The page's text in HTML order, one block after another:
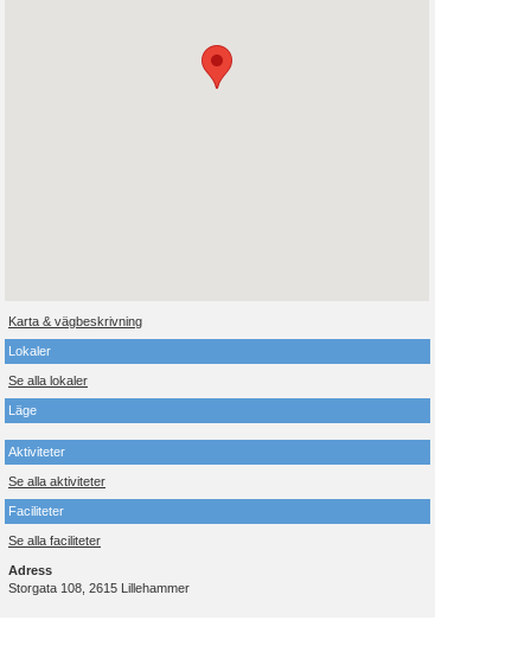
Karta & vägbeskrivning
Lokaler
Se alla lokaler
Läge
Aktiviteter
Se alla aktiviteter
Faciliteter
Se alla faciliteter
Adress
Storgata 108, 2615 Lillehammer